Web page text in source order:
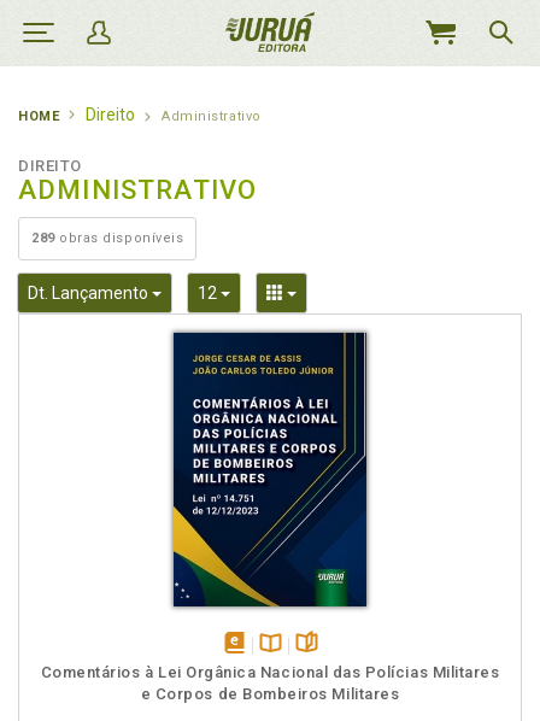
MEU
HOME Direito Administrativo
DIREITO
ADMINISTRATIVO
289obras disponíveis
Dt. Lançamento Toggle Dropdown
12 Toggle DropdownToggle Dropdown
disponível
em
Disponível
na
páginas
Comentários à Lei Orgânica Nacional das Polícias Militares
e Corpos de Bombeiros Militares